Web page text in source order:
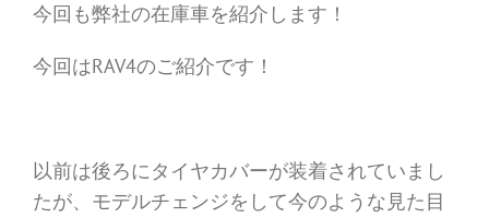
今回も弊社の在庫車を紹介します！
今回はRAV4のご紹介です！
以前は後ろにタイヤカバーが装着されていまし
たが、モデルチェンジをして今のような見た目